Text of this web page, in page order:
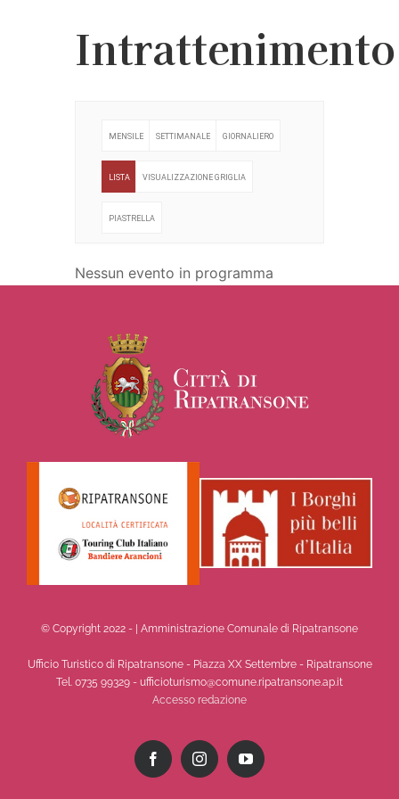
Intrattenimento
MENSILE SETTIMANALE GIORNALIERO
LISTA VISUALIZZAZIONE GRIGLIA
PIASTRELLA
Nessun evento in programma
© Copyright 2022 - | Amministrazione Comunale di Ripatransone
Ufficio Turistico di Ripatransone - Piazza XX Settembre - Ripatransone
Tel. 0735 99329 - ufficioturismo@comune.ripatransone.ap.it
Accesso redazione
FacebookInstagramYouTube